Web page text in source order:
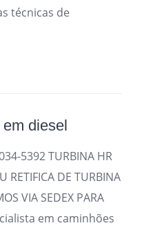
técnicas de
diesel
5392 TURBINA HR
RETIFICA DE TURBINA
VIA SEDEX PARA
em caminhões